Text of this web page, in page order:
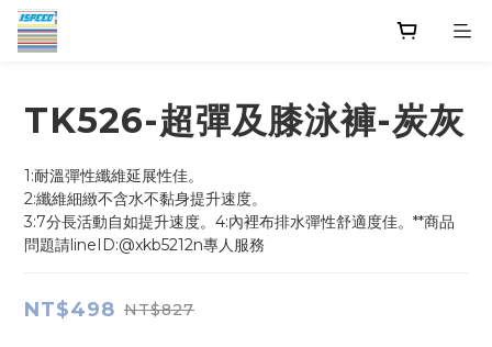
TK526-超彈及膝泳褲-炭灰
1:耐溫彈性纖維延展性佳。
2:纖維細緻不含水不黏身提升速度。
3:7分長活動自如提升速度。4:內裡布排水彈性舒適度佳。**商品
問題請lineID:@xkb5212n專人服務
NT$498 NT$827